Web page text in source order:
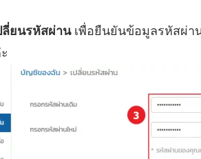
ลี่ยนรหัสผ่าน เพื่อยืนยันข้อมูลรหัสผ่า